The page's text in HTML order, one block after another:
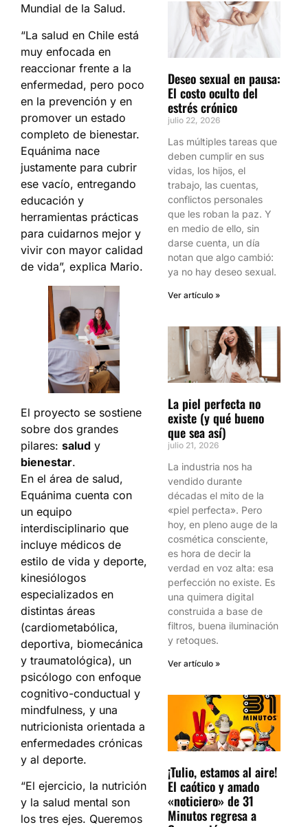
Mundial de la Salud.
“La salud en Chile está
muy enfocada en
reaccionar frente a la
enfermedad, pero poco
en la prevención y en
promover un estado
completo de bienestar.
Equánima nace
justamente para cubrir
ese vacío, entregando
educación y
herramientas prácticas
para cuidarnos mejor y
vivir con mayor calidad
de vida”, explica Mario.
El proyecto se sostiene
sobre dos grandes
pilares: salud y
bienestar.
En el área de salud,
Equánima cuenta con
un equipo
interdisciplinario que
incluye médicos de
estilo de vida y deporte,
kinesiólogos
especializados en
distintas áreas
(cardiometabólica,
deportiva, biomecánica
y traumatológica), un
psicólogo con enfoque
cognitivo-conductual y
mindfulness, y una
nutricionista orientada a
enfermedades crónicas
y al deporte.
“El ejercicio, la nutrición
y la salud mental son
los tres ejes. Queremos
Deseo sexual en pausa:
El costo oculto del
estrés crónico
julio 22, 2026
Las múltiples tareas que
deben cumplir en sus
vidas, los hijos, el
trabajo, las cuentas,
conflictos personales
que les roban la paz. Y
en medio de ello, sin
darse cuenta, un día
notan que algo cambió:
ya no hay deseo sexual.
Ver artículo »
La piel perfecta no
existe (y qué bueno
que sea así)
julio 21, 2026
La industria nos ha
vendido durante
décadas el mito de la
«piel perfecta». Pero
hoy, en pleno auge de la
cosmética consciente,
es hora de decir la
verdad en voz alta: esa
perfección no existe. Es
una quimera digital
construida a base de
filtros, buena iluminación
y retoques.
Ver artículo »
¡Tulio, estamos al aire!
El caótico y amado
«noticiero» de 31
Minutos regresa a